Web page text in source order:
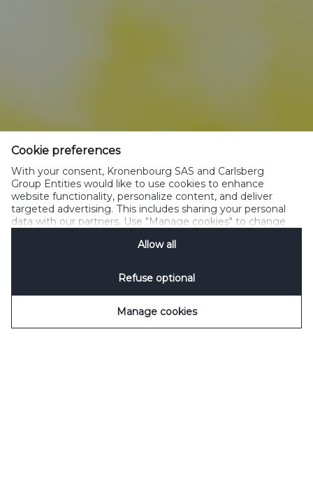
Cookie preferences
With your consent, Kronenbourg SAS and Carlsberg
Group Entities would like to use cookies to enhance
website functionality, personalize content, and deliver
targeted advertising. This includes sharing your personal
data with our partners. Use "Manage cookies" to change
Privacy Notificationfor details.
Allow all
Refuse optional
Manage cookies